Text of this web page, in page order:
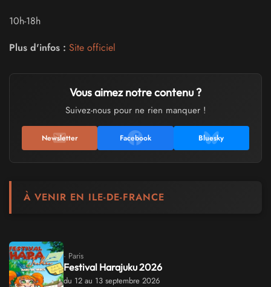
10h-18h
Plus d'infos : Site officiel
Vous aimez notre contenu ?
Suivez-nous pour ne rien manquer !
Newsletter Facebook Bluesky
À VENIR EN ILE-DE-FRANCE
· Paris
Festival Harajuku 2026
du 12 au 13 septembre 2026